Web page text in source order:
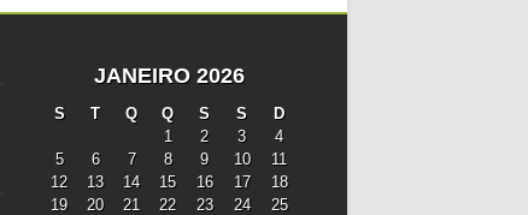
JANEIRO 2026
S T Q Q S S
D
1
2 3
4
5
6 7 8 9 10
11
12
13 14 15 16 17
18
19
20 21 22 23 24
25